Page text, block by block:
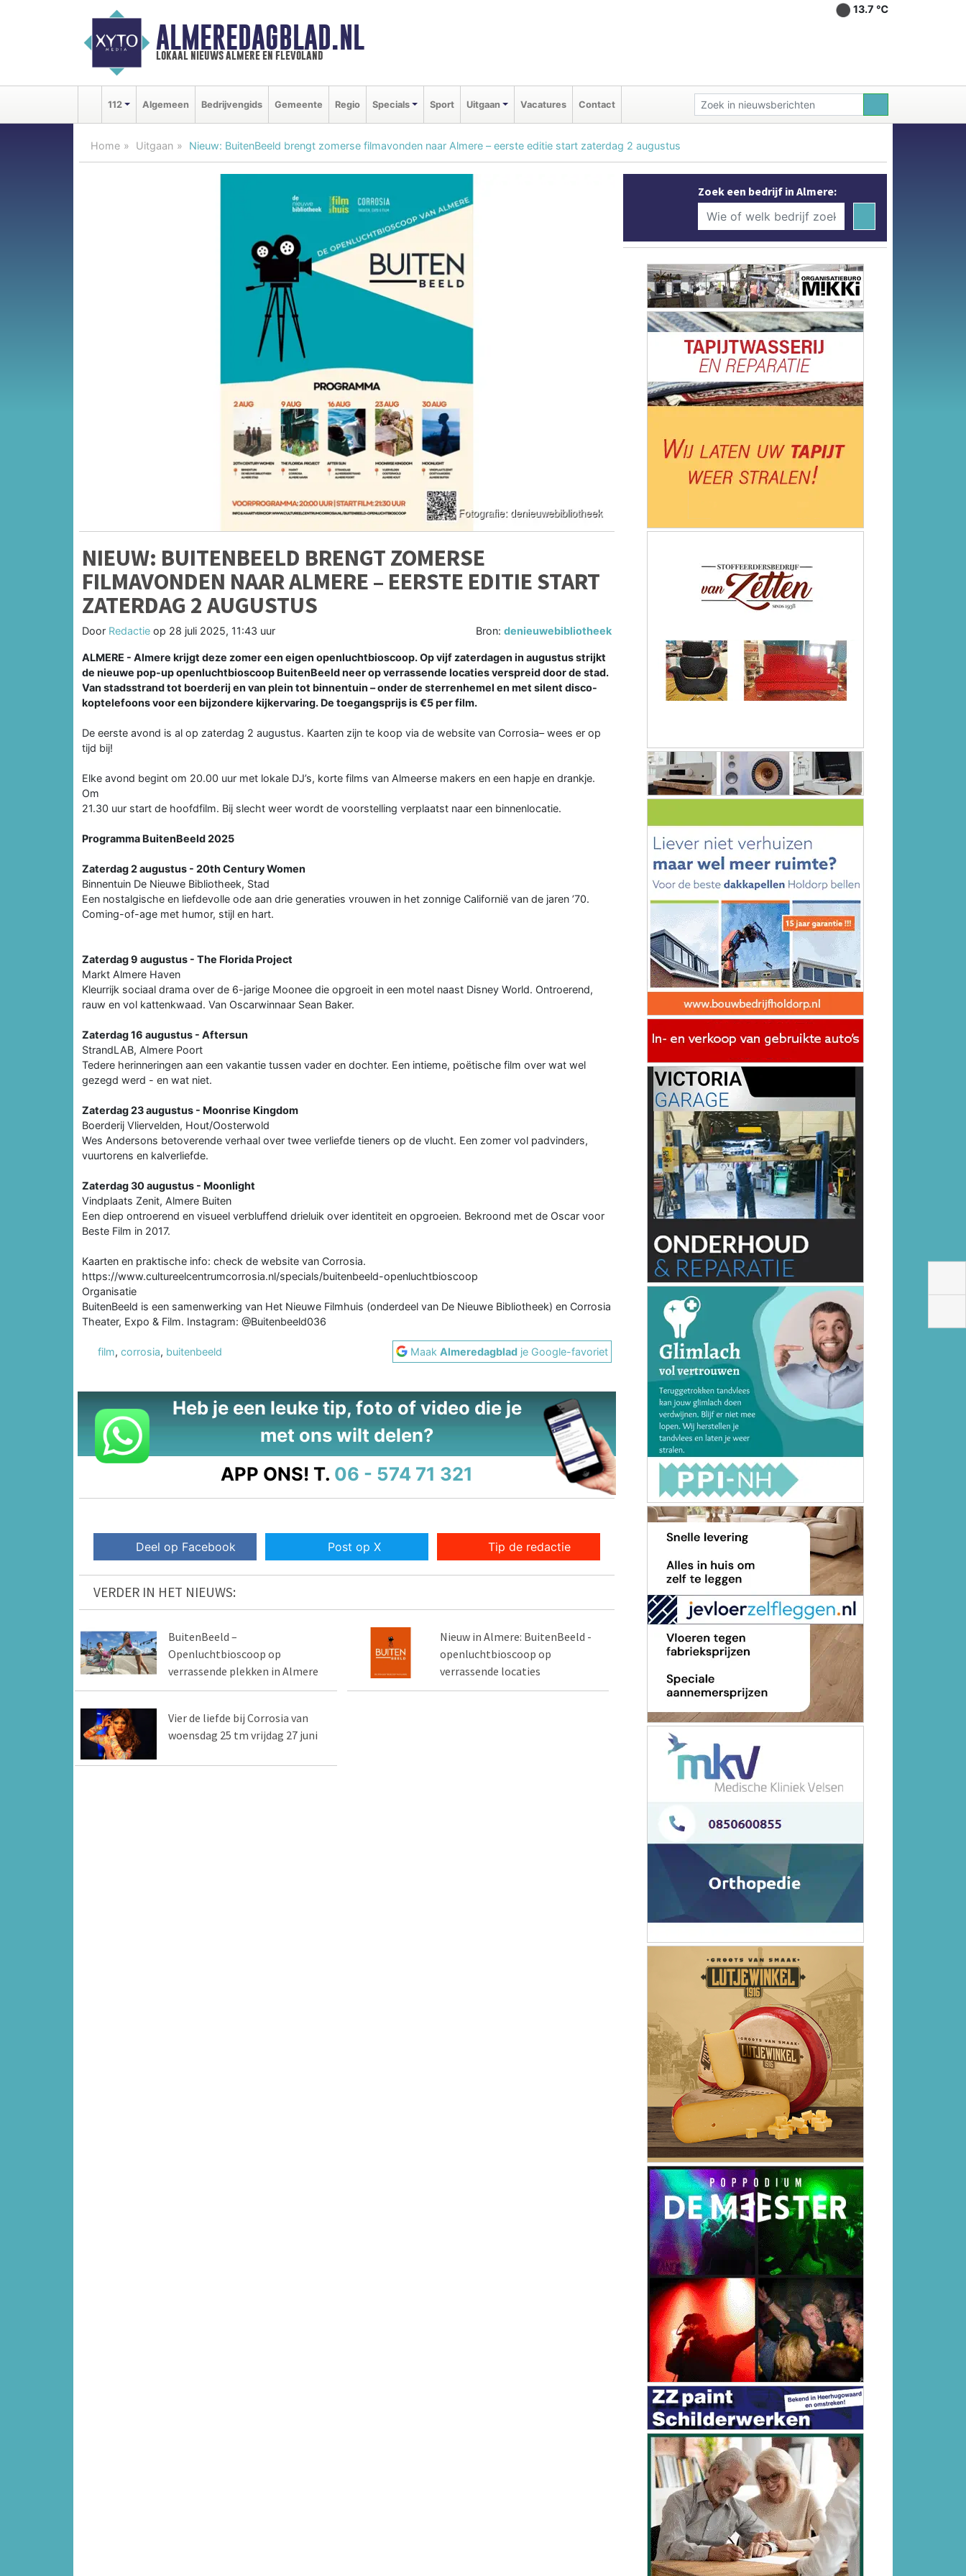
ALMEREDAGBLAD.NL
lokaal nieuws almere en flevoland
13.7 ℃
112 Algemeen Bedrijvengids Gemeente Regio Specials Sport Uitgaan Vacatures Contact
Home Uitgaan Nieuw: BuitenBeeld brengt zomerse filmavonden naar Almere – eerste editie start zaterdag 2 augustus
NIEUW: BUITENBEELD BRENGT ZOMERSE
FILMAVONDEN NAAR ALMERE – EERSTE EDITIE START
ZATERDAG 2 AUGUSTUS
Door Redactie op 28 juli 2025, 11:43 uur Bron:denieuwebibliotheek
ALMERE - Almere krijgt deze zomer een eigen openluchtbioscoop. Op vijf zaterdagen in augustus strijkt
de nieuwe pop-up openluchtbioscoop BuitenBeeld neer op verrassende locaties verspreid door de stad.
Van stadsstrand tot boerderij en van plein tot binnentuin – onder de sterrenhemel en met silent disco-
koptelefoons voor een bijzondere kijkervaring. De toegangsprijs is €5 per film.
De eerste avond is al op zaterdag 2 augustus. Kaarten zijn te koop via de website van Corrosia– wees er op
tijd bij!
Elke avond begint om 20.00 uur met lokale DJ’s, korte films van Almeerse makers en een hapje en drankje.
Om
21.30 uur start de hoofdfilm. Bij slecht weer wordt de voorstelling verplaatst naar een binnenlocatie.
Programma BuitenBeeld 2025
Zaterdag 2 augustus - 20th Century Women
Binnentuin De Nieuwe Bibliotheek, Stad
Een nostalgische en liefdevolle ode aan drie generaties vrouwen in het zonnige Californië van de jaren ’70.
Coming-of-age met humor, stijl en hart.
Zaterdag 9 augustus - The Florida Project
Markt Almere Haven
Kleurrijk sociaal drama over de 6-jarige Moonee die opgroeit in een motel naast Disney World. Ontroerend,
rauw en vol kattenkwaad. Van Oscarwinnaar Sean Baker.
Zaterdag 16 augustus - Aftersun
StrandLAB, Almere Poort
Tedere herinneringen aan een vakantie tussen vader en dochter. Een intieme, poëtische film over wat wel
gezegd werd - en wat niet.
Zaterdag 23 augustus - Moonrise Kingdom
Boerderij Vliervelden, Hout/Oosterwold
Wes Andersons betoverende verhaal over twee verliefde tieners op de vlucht. Een zomer vol padvinders,
vuurtorens en kalverliefde.
Zaterdag 30 augustus - Moonlight
Vindplaats Zenit, Almere Buiten
Een diep ontroerend en visueel verbluffend drieluik over identiteit en opgroeien. Bekroond met de Oscar voor
Beste Film in 2017.
Kaarten en praktische info: check de website van Corrosia.
https://www.cultureelcentrumcorrosia.nl/specials/buitenbeeld-openluchtbioscoop
Organisatie
BuitenBeeld is een samenwerking van Het Nieuwe Filmhuis (onderdeel van De Nieuwe Bibliotheek) en Corrosia
Theater, Expo & Film. Instagram: @Buitenbeeld036
film, corrosia, buitenbeeld MaakAlmeredagblad je Google-favoriet
Heb je een leuke tip, foto of video die je
met ons wilt delen?
APP ONS! T. 06 - 574 71 321
Deel op Facebook Post op X Tip de redactie
VERDER IN HET NIEUWS:
BuitenBeeld –
Openluchtbioscoop op
verrassende plekken in Almere
Nieuw in Almere: BuitenBeeld -
openluchtbioscoop op
verrassende locaties
Vier de liefde bij Corrosia van
woensdag 25 tm vrijdag 27 juni
Zoek een bedrijf in Almere: